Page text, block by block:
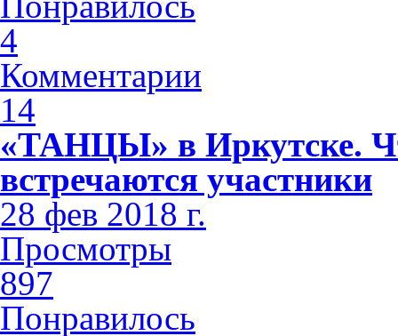
4
Комментарии
14
«ТАНЦЫ» в Иркутске.
встречаются участники
28 фев 2018 г.
Просмотры
897
Понравилось